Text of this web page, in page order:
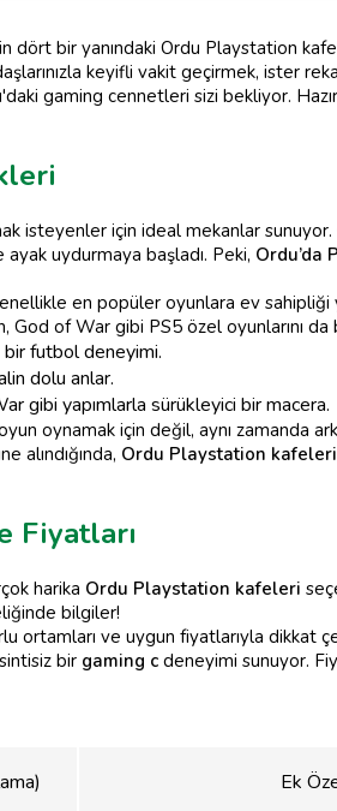
dört bir yanındaki Ordu Playstation
keyifli vakit geçirmek, ister
gaming cennetleri sizi bekliyor.
isteyenler için ideal mekanlar
uydurmaya başladı. Peki, Ordu’da
en popüler oyunlara ev
God of War gibi PS5 özel oyunlarını da
futbol deneyimi.
dolu anlar.
gibi yapımlarla sürükleyici bir macera.
oynamak için değil, aynı zamanda
alındığında, Ordu Playstation kafeleri
Fiyatları
harika Ordu Playstation kafeleri
bilgiler!
ortamları ve uygun fiyatlarıyla dikkat
bir gaming c deneyimi sunuyor.
Ek